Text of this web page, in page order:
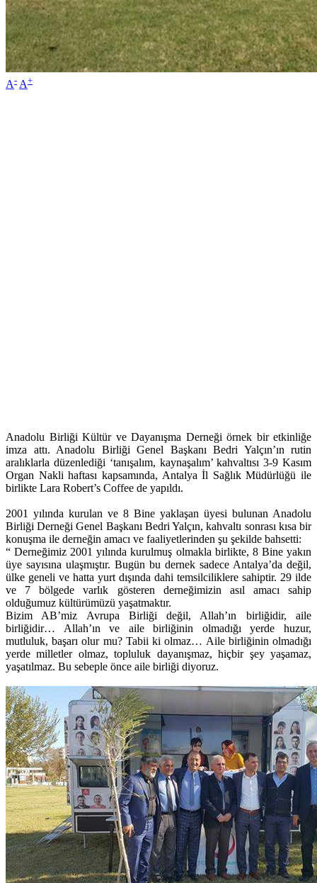
A- A+
Anadolu Birliği Kültür ve Dayanışma Derneği örnek bir etkinliğe
imza attı. Anadolu Birliği Genel Başkanı Bedri Yalçın’ın rutin
aralıklarla düzenlediği ‘tanışalım, kaynaşalım’ kahvaltısı 3-9 Kasım
Organ Nakli haftası kapsamında, Antalya İl Sağlık Müdürlüğü ile
birlikte Lara Robert’s Coffee de yapıldı.
2001 yılında kurulan ve 8 Bine yaklaşan üyesi bulunan Anadolu
Birliği Derneği Genel Başkanı Bedri Yalçın, kahvaltı sonrası kısa bir
konuşma ile derneğin amacı ve faaliyetlerinden şu şekilde bahsetti:
“ Derneğimiz 2001 yılında kurulmuş olmakla birlikte, 8 Bine yakın
üye sayısına ulaşmıştır. Bugün bu dernek sadece Antalya’da değil,
ülke geneli ve hatta yurt dışında dahi temsilciliklere sahiptir. 29 ilde
ve 7 bölgede varlık gösteren derneğimizin asıl amacı sahip
olduğumuz kültürümüzü yaşatmaktır.
Bizim AB’miz Avrupa Birliği değil, Allah’ın birliğidir, aile
birliğidir… Allah’ın ve aile birliğinin olmadığı yerde huzur,
mutluluk, başarı olur mu? Tabii ki olmaz… Aile birliğinin olmadığı
yerde milletler olmaz, topluluk dayanışmaz, hiçbir şey yaşamaz,
yaşatılmaz. Bu sebeple önce aile birliği diyoruz.